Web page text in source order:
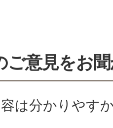
ご意見をお
は分かりやす